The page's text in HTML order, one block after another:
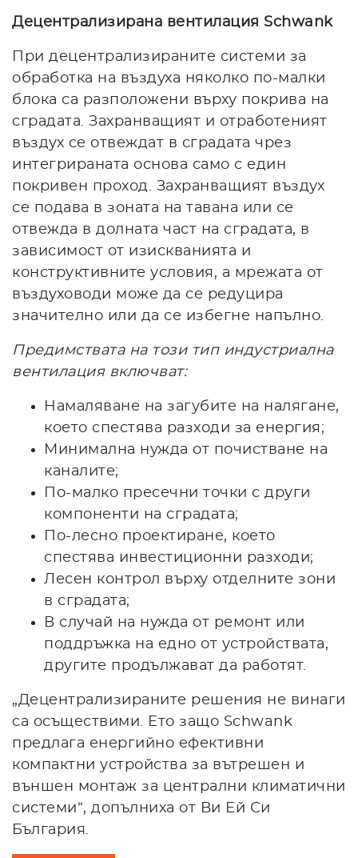
Децентрализирана вентилация Schwank
При децентрализираните системи за
обработка на въздуха няколко по-малки
блока са разположени върху покрива на
сградата. Захранващият и отработеният
въздух се отвеждат в сградата чрез
интегрираната основа само с един
покривен проход. Захранващият въздух
се подава в зоната на тавана или се
отвежда в долната част на сградата, в
зависимост от изискванията и
конструктивните условия, а мрежата от
въздуховоди може да се редуцира
значително или да се избегне напълно.
Предимствата на този тип индустриална
вентилация включват:
Намаляване на загубите на налягане,
което спестява разходи за енергия;
Минимална нужда от почистване на
каналите;
По-малко пресечни точки с други
компоненти на сградата;
По-лесно проектиране, което
спестява инвестиционни разходи;
Лесен контрол върху отделните зони
в сградата;
В случай на нужда от ремонт или
поддръжка на едно от устройствата,
другите продължават да работят.
„Децентрализираните решения не винаги
са осъществими. Ето защо Schwank
предлага енергийно ефективни
компактни устройства за вътрешен и
външен монтаж за централни климатични
системи“, допълниха от Ви Ей Си
България.